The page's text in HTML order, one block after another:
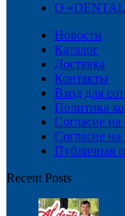
О
Новости
Каталог
Доставка
Контакты
Вход для
Политика
Согласие
Cогласие
Публичная
Recent Posts